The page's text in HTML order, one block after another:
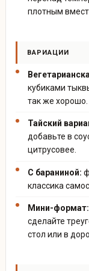
плотным
ВАРИАЦИИ
кубиками
так же хорошо.
Тайский
добавьте в
цитрусовее.
С бараниной:
классика
Мини-формат:
сделайте
стол или в